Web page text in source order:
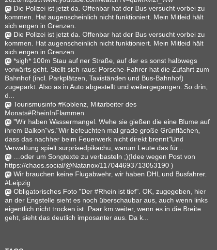
Die Polizei ist jetzt da. Offenbar hat der Bus versucht vorbei zu
kommen. Hat augenscheinlich nicht funktioniert. Mein Mitleid hält
sich engen in Grenzen.
Die Polizei ist jetzt da. Offenbar hat der Bus versucht vorbei zu
kommen. Hat augenscheinlich nicht funktioniert. Mein Mitleid hält
sich engen in Grenzen.
*sigh* 100m Stau auf ner Straße, auf der es sonst halbwegs
vorwärts geht. Stellt sich raus: Porsche-Fahrer hat die Zufahrt zum
Bahnhof (incl. Parkplätzen, Taxiständen und Bus-Bahnhof)
zugeparkt. Also as in Auto abgestellt und weitergegangen. So drin,
d...
Tourismusinfo #Koblenz, Mitarbeiter des
Monats#RheinInFlammen
"Wir haben Wassermangel. Wehe sie gießen die eine Blume auf
ihrem Balkon"vs."Wir befeuchten mal grade große Grünflächen,
dass das nachher beim Feuerwerk nicht direkt brennt"Und
Verwaltung spielt surprisedpikachu, warum Leute das für...
…oder um Songtexte zu verbasteln ;)(Idee wegen Post von
https://chaos.social/@Natanox/117044693713053190 )
Wir brauchen keine Flugabwehr, wir haben DHL und Busfahrer.
#Leipzig
Obligatorisches Foto "Der #Rhein ist tief". OK, zugegeben, hier
an der Engstelle sieht es noch überschaubar aus, auch wenn links
eigentlich nicht trocken ist. Paar km weiter, wenn es in die Breite
geht, sieht das deutlich imposanter aus. Da k...